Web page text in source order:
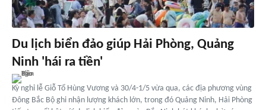
Du lịch biển đảo giúp Hải Phòng, Quảng
Ninh 'hái ra tiền'
Kỳ nghỉ lễ Giỗ Tổ Hùng Vương và 30/4-1/5 vừa qua, các địa phương vùng
Đông Bắc Bộ ghi nhận lượng khách lớn, trong đó Quảng Ninh, Hải Phòng